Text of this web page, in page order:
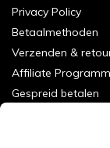
Privacy Policy
Betaalmethoden
Verzenden &
Affiliate
Gespreid betalen